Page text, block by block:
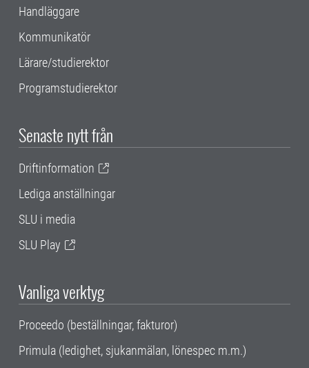
Handläggare
Kommunikatör
Lärare/studierektor
Programstudierektor
Senaste nytt från
Driftinformation
Lediga anställningar
SLU i media
SLU Play
Vanliga verktyg
Proceedo (beställningar, fakturor)
Primula (ledighet, sjukanmälan, lönespec m.m.)